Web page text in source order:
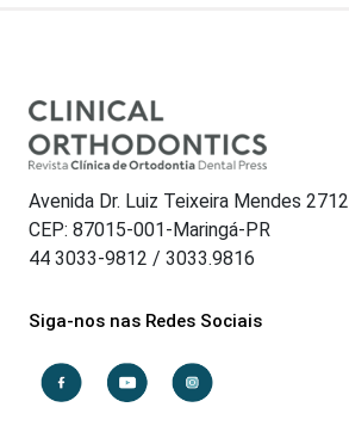
Avenida Dr. Luiz Teixeira Mendes 2712
CEP: 87015-001-Maringá-PR
44 3033-9812 / 3033.9816
Siga-nos nas Redes Sociais